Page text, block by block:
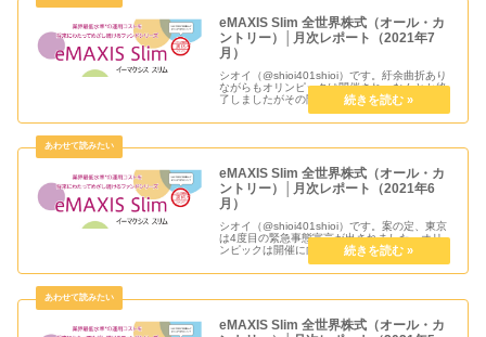
eMAXIS Slim 全世界株式（オール・カ
ントリー）│月次レポート（2021年7
月）
シオイ（@shioi401shioi）です。紆余曲折あり
ながらもオリンピックは開催され、なんとか終
了しましたがその間にコロナ感染者の状況は悪
化の一途を辿るばかり。自助努力で感染対策で
きることは可能な限りしていきたいですが、新
eMAXIS Slim 全世界株式（オール・カ
ントリー）│月次レポート（2021年6
月）
シオイ（@shioi401shioi）です。案の定、東京
は4度目の緊急事態宣言が出されました。オリ
ンピックは開催に向けて進んでしまっているも
のの果たしてどれだけ盛り上がるのか分かりま
せんが世界中からの人が日本にやってくること
eMAXIS Slim 全世界株式（オール・カ